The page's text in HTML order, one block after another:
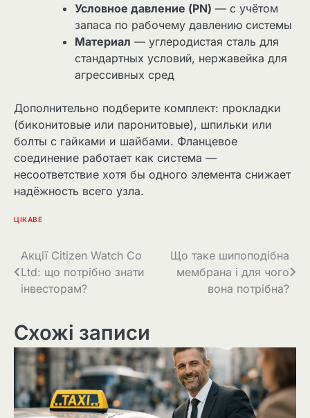
Условное давление (PN) — с учётом
запаса по рабочему давлению системы
Материал — углеродистая сталь для
стандартных условий, нержавейка для
агрессивных сред
Дополнительно подберите комплект: прокладки
(биконитовые или паронитовые), шпильки или
болты с гайками и шайбами. Фланцевое
соединение работает как система —
несоответствие хотя бы одного элемента снижает
надёжность всего узла.
ЦІКАВЕ
Навігація
записів
Акції Citizen Watch Co
Ltd: що потрібно знати
інвесторам?
Що таке шипоподібна
мембрана і для чого
вона потрібна?
Схожі записи